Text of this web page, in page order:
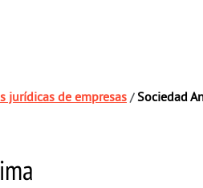
jurídicas de empresas / Sociedad